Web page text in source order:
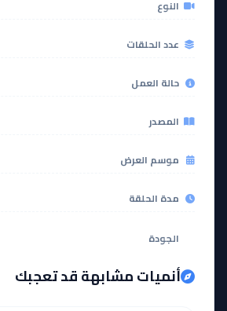
النوع
عدد الحلقات
حالة العمل
المصدر
موسم العرض
مدة الحلقة
الجودة
أنميات مشابهة قد تعجبك